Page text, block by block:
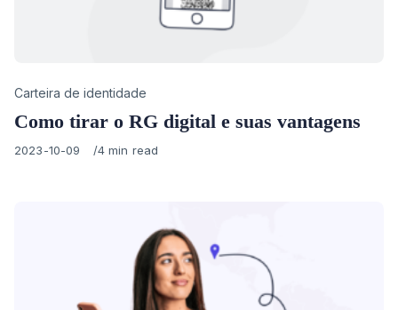
Category
Carteira de identidade
Como tirar o RG digital e suas vantagens
Published
2023-10-09 4 min read